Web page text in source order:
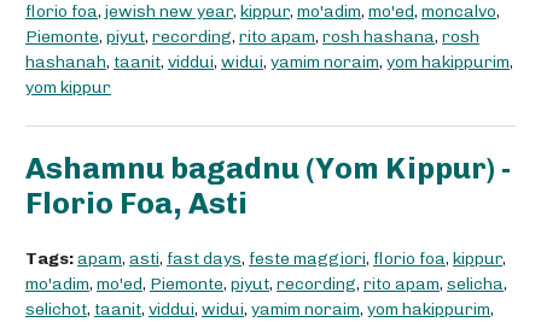
florio foa, jewish new year, kippur, mo'adim, mo'ed, moncalvo,
Piemonte, piyut, recording, rito apam, rosh hashana, rosh
hashanah, taanit, viddui, widui, yamim noraim, yom hakippurim,
yom kippur
Ashamnu bagadnu (Yom Kippur) -
Florio Foa, Asti
Tags:apam, asti, fast days, feste maggiori, florio foa, kippur,
mo'adim, mo'ed, Piemonte, piyut, recording, rito apam, selicha,
selichot, taanit, viddui, widui, yamim noraim, yom hakippurim,